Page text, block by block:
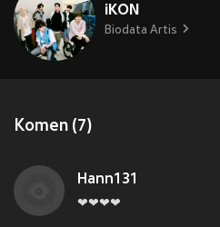
iKON
Biodata Artis
Komen (7)
Hann131
❤❤❤❤